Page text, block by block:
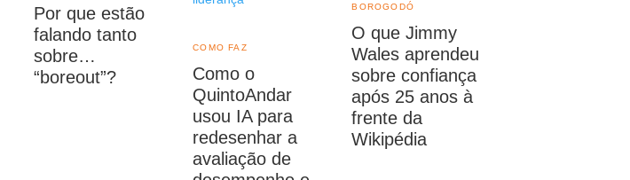
Por que estão
falando tanto
sobre…
“boreout”?
Como o
QuintoAndar
usou IA para
redesenhar a
avaliação de
COMO FAZ
O que Jimmy
Wales aprendeu
sobre confiança
após 25 anos à
frente da
Wikipédia
BOROGODÓ